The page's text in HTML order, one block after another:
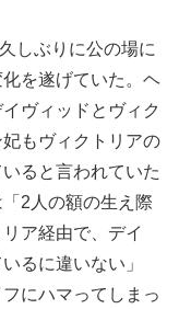
しぶりに公の場に
を遂げていた。ヘ
ヴィッドとヴィク
もヴィクトリアの
ると言われていた
2人の額の生え際
ア経由で、デイ
るに違いない」
にハマってしまっ